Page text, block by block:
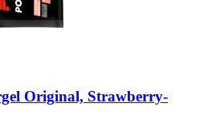
Original, Strawberry-​